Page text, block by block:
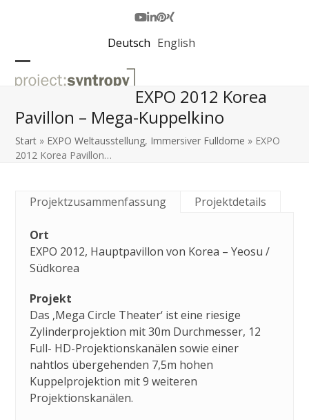
Deutsch English
Open
menu
Close
menu
EXPO 2012 Korea
Pavillon – Mega-Kuppelkino
Start » EXPO Weltausstellung, Immersiver Fulldome » EXPO
2012 Korea Pavillon…
Projektzusammenfassung Projektdetails
Ort
EXPO 2012, Hauptpavillon von Korea – Yeosu /
Südkorea
Projekt
Das ‚Mega Circle Theater‘ ist eine riesige
Zylinderprojektion mit 30m Durchmesser, 12
Full- HD-Projektionskanälen sowie einer
nahtlos übergehenden 7,5m hohen
Kuppelprojektion mit 9 weiteren
Projektionskanälen.